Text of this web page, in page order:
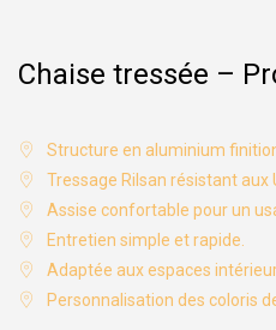
Chaise tressée –
Structure en aluminium
Tressage Rilsan résistant aux
Assise confortable pour un
Entretien simple et rapide.
Adaptée aux espaces
Personnalisation des coloris